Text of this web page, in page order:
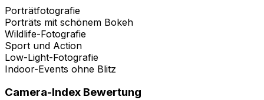
Porträtfotografie
Porträts mit schönem Bokeh
Wildlife-Fotografie
Sport und Action
Low-Light-Fotografie
Indoor-Events ohne Blitz
Camera-Index Bewertung